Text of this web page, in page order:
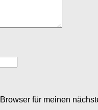
für meinen